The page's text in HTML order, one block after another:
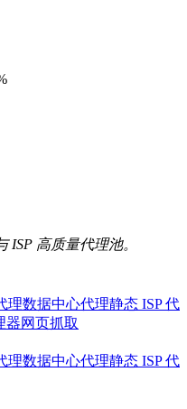
ISP 高质量代理池。
理数据中心代理静态 ISP 代
器网页抓取
理数据中心代理静态 ISP 代